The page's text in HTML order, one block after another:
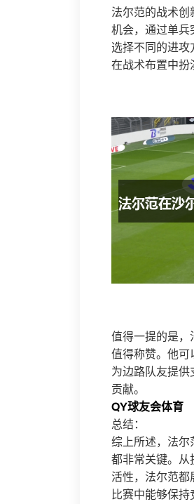
法尔范的战术
机会，通过单兵
选择不同的进
在战术布置中扮
值得一提的是，
值得称赞。他可
为边路队友提
贡献。
QY球友会体育
总结：
综上所述，法
都非常关键。从
活性，法尔范
比赛中能够保持